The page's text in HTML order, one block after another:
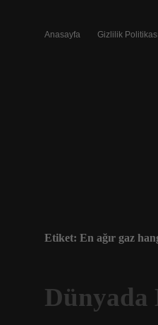
Anasayfa Gizlilik Politikası
Etiket: En ağır gaz
Dünyada